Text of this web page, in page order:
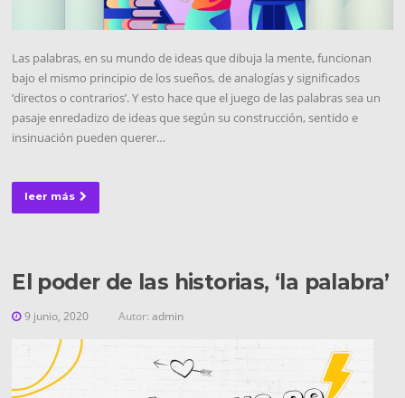
Las palabras, en su mundo de ideas que dibuja la mente, funcionan
bajo el mismo principio de los sueños, de analogías y significados
‘directos o contrarios’. Y esto hace que el juego de las palabras sea un
pasaje enredadizo de ideas que según su construcción, sentido e
insinuación pueden querer…
leer más
El poder de las historias, ‘la palabra’
9 junio, 2020 Autor:admin